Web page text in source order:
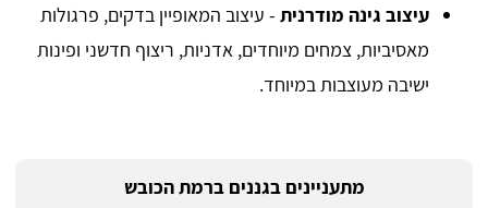
עיצוב גינה מודרנית - עיצוב המאופיין בדקים, פרגולות
מאסיביות, צמחים מיוחדים, אדניות, ריצוף חדשני ופינות
ישיבה מעוצבות במיוחד.
מתעניינים בגננים ברמת הכובש